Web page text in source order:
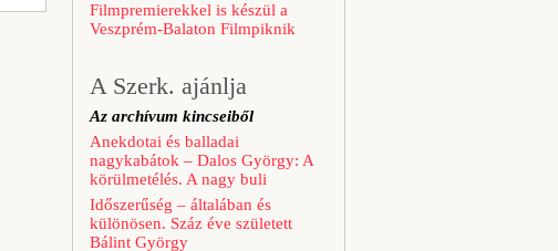
Filmpremierekkel is készül a
Veszprém-Balaton Filmpiknik
A Szerk. ajánlja
Az archívum kincseiből
Anekdotai és balladai
nagykabátok – Dalos György: A
körülmetélés. A nagy buli
Időszerűség – általában és
különösen. Száz éve született
Bálint György